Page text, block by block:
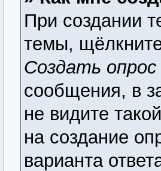
При создании
темы,
Создать опрос
сообщения, в
не видите
на создание
варианта